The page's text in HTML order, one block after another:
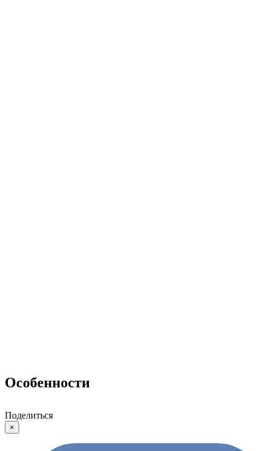
Особенности
Поделиться
×